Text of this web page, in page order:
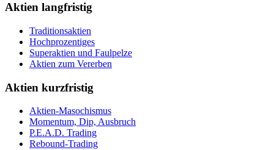
Aktien langfristig
Traditionsaktien
Hochprozentiges
Superaktien und Faulpelze
Aktien zum Vererben
Aktien kurzfristig
Aktien-Masochismus
Momentum, Dip, Ausbruch
P.E.A.D. Trading
Rebound-Trading